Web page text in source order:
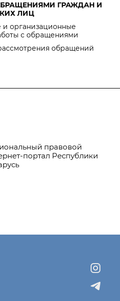
ГРАЖДАН И
ЛИЦ
организационные
с обращениями
обращений
правовой
портал Республики